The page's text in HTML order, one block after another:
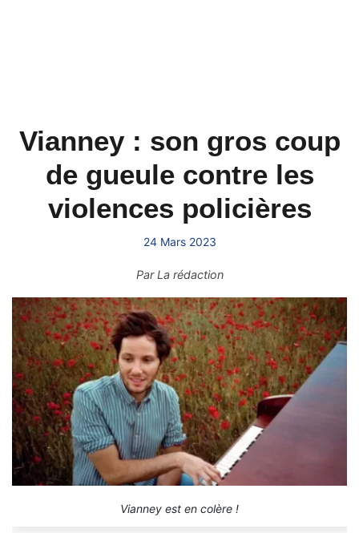
Vianney : son gros coup
de gueule contre les
violences policières
24 Mars 2023
ParLa rédaction
Vianney est en colère !